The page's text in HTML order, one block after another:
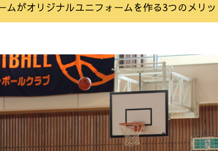
ムがオリジナルユニフォームを作る3つのメリ